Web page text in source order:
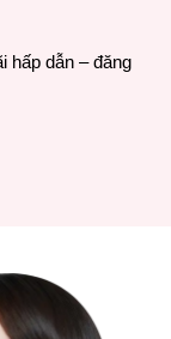
hấp dẫn – đăng